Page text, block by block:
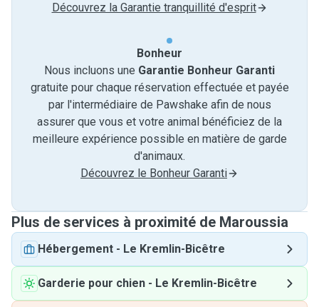
Découvrez la Garantie tranquillité d'esprit
Bonheur
Nous incluons une Garantie Bonheur Garanti
gratuite pour chaque réservation effectuée et payée
par l'intermédiaire de Pawshake afin de nous
assurer que vous et votre animal bénéficiez de la
meilleure expérience possible en matière de garde
d'animaux.
Découvrez le Bonheur Garanti
Plus de services à proximité de Maroussia
Hébergement - Le Kremlin-Bicêtre
Garderie pour chien - Le Kremlin-Bicêtre